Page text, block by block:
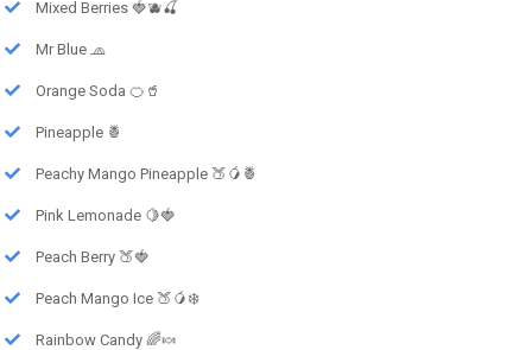
Mixed Berries 🍓🫐🍒
Mr Blue 🧢
Orange Soda 🍊🥤
Pineapple 🍍
Peachy Mango Pineapple 🍑🥭🍍
Pink Lemonade 🍋🍓
Peach Berry 🍑🍓
Peach Mango Ice 🍑🥭❄️
Rainbow Candy 🌈🍬